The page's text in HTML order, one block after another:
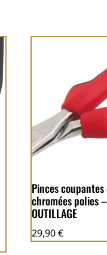
Pinces
chromées polies
OUTILLAGE
29,90€